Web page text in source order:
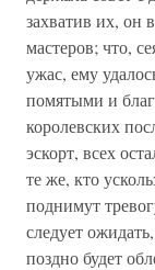
захватив их, он
мастеров; что,
ужас, ему
помятыми и
королевских
эскорт, всех
те же, кто
поднимут
следует
поздно будет